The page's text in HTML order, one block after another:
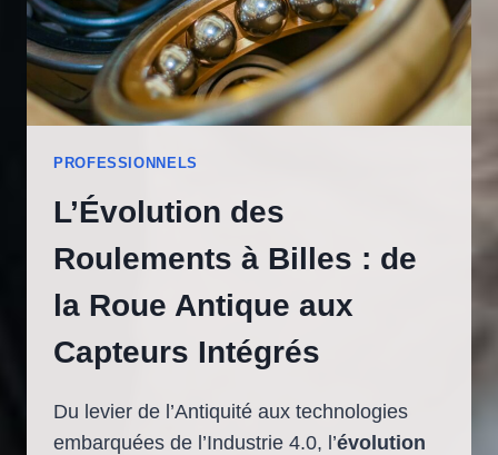
POUR
ACHETER
OU
VENDRE
UN
HORS
PROFESSIONNELS
L’Évolution des
Roulements à Billes : de
la Roue Antique aux
Capteurs Intégrés
Du levier de l’Antiquité aux technologies
embarquées de l’Industrie 4.0, l’évolution